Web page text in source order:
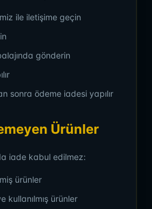
ile iletişime geçin
gönderin
sonra ödeme iadesi yapılır
Ürünler
iade kabul edilmez:
ürünler
kullanılmış ürünler